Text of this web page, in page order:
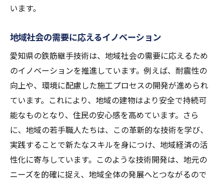
います。
地域社会の需要に応えるイノベーション
愛知県の鉄筋継手技術は、地域社会の需要に応えるため
のイノベーションを推進しています。例えば、耐震性の
向上や、環境に配慮した施工プロセスの開発が進められ
ています。これにより、地域の建物はより安全で持続可
能なものとなり、住民の安心感を高めています。さら
に、地域の若手職人たちは、この革新的な技術を学び、
実践することで新たなスキルを身につけ、地域経済の活
性化に寄与しています。このような技術開発は、地元の
ニーズを的確に捉え、地域全体の発展へとつながるので